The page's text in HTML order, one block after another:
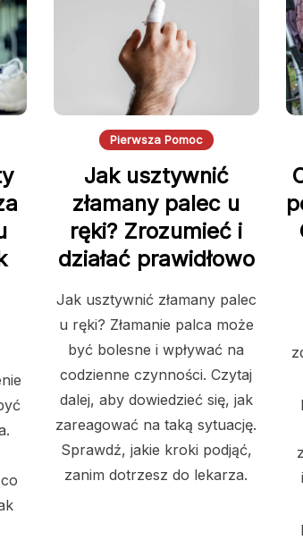
Pierwsza Pomoc
Jak usztywnić
złamany palec u
ręki? Zrozumieć i
działać prawidłowo
Jak usztywnić złamany palec
u ręki? Złamanie palca może
być bolesne i wpływać na
codzienne czynności. Czytaj
dalej, aby dowiedzieć się, jak
zareagować na taką sytuację.
Sprawdź, jakie kroki podjąć,
zanim dotrzesz do lekarza.